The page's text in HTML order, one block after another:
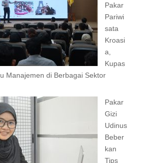
Pakar
Pariwi
sata
Kroasi
a,
Kupas
Manajemen di Berbagai Sektor
Pakar
Gizi
Udinus
Beber
kan
Tips